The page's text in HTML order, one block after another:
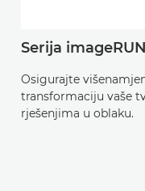
Serija
Osigurajte
transformaciju vaše
rješenjima u oblaku.